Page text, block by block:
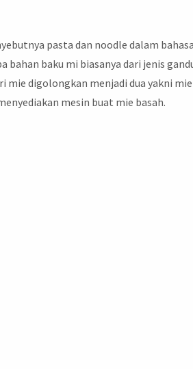
pasta dan noodle dalam
baku mi biasanya dari jenis
mie digolongkan menjadi dua yakni
mesin buat mie basah.